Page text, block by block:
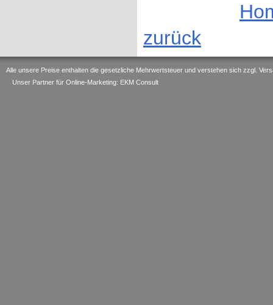
zurück
Alle unsere Preise enthalten die gesetzliche Mehrwertsteuer und verstehen sich zzgl.
Unser Partner für Online-Marketing: EKM Consult